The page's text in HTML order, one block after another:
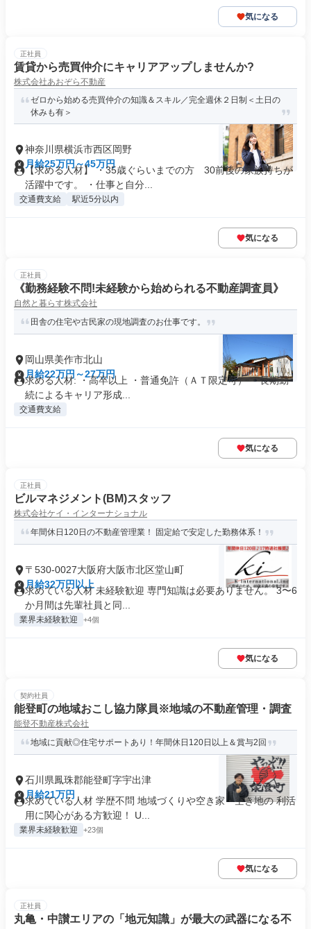
気になる
正社員
賃貸から売買仲介にキャリアアップしませんか?
株式会社あおぞら不動産
ゼロから始める売買仲介の知識＆スキル／完全週休２日制＜土日の
休みも有＞
神奈川県横浜市西区岡野
月給25万円～45万円
【求める人材】 ・35歳ぐらいまでの方 30前後の家族持ちが
活躍中です。 ・仕事と自分...
交通費支給 駅近5分以内
気になる
正社員
《勤務経験不問!未経験から始められる不動産調査員》
自然と暮らす株式会社
田舎の住宅や古民家の現地調査のお仕事です。
岡山県美作市北山
月給22万円～27万円
求める人材: ・高卒以上 ・普通免許（ＡＴ限定可） ・長期勤
続によるキャリア形成...
交通費支給
気になる
正社員
ビルマネジメント(BM)スタッフ
株式会社ケイ・インターナショナル
年間休日120日の不動産管理業！ 固定給で安定した勤務体系！
〒530-0027大阪府大阪市北区堂山町
月給32万円以上
求めている人材 未経験歓迎 専門知識は必要ありません。 3〜6
か月間は先輩社員と同...
業界未経験歓迎 +4個
気になる
契約社員
能登町の地域おこし協力隊員※地域の不動産管理・調査
能登不動産株式会社
地域に貢献◎住宅サポートあり！年間休日120日以上＆賞与2回
石川県鳳珠郡能登町字宇出津
月給21万円
求めている人材 学歴不問 地域づくりや空き家・空き地の 利活
用に関心がある方歓迎！ U...
業界未経験歓迎 +23個
気になる
正社員
丸亀・中讃エリアの「地元知識」が最大の武器になる不